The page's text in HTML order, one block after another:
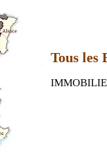
Tous les